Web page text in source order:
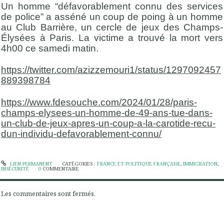
Un homme “défavorablement connu des services
de police” a asséné un coup de poing à un homme
au Club Barrière, un cercle de jeux des Champs-
Élysées à Paris. La victime a trouvé la mort vers
4h00 ce samedi matin.
https://twitter.com/azizzemouri1/status/1297092457
889398784
https://www.fdesouche.com/2024/01/28/paris-
champs-elysees-un-homme-de-49-ans-tue-dans-
un-club-de-jeux-apres-un-coup-a-la-carotide-recu-
dun-individu-defavorablement-connu/
LIEN PERMANENT CATÉGORIES : FRANCE ET POLITIQUE FRANÇAISE, IMMIGRATION,
INSÉCURITÉ 0 COMMENTAIRE
Les commentaires sont fermés.